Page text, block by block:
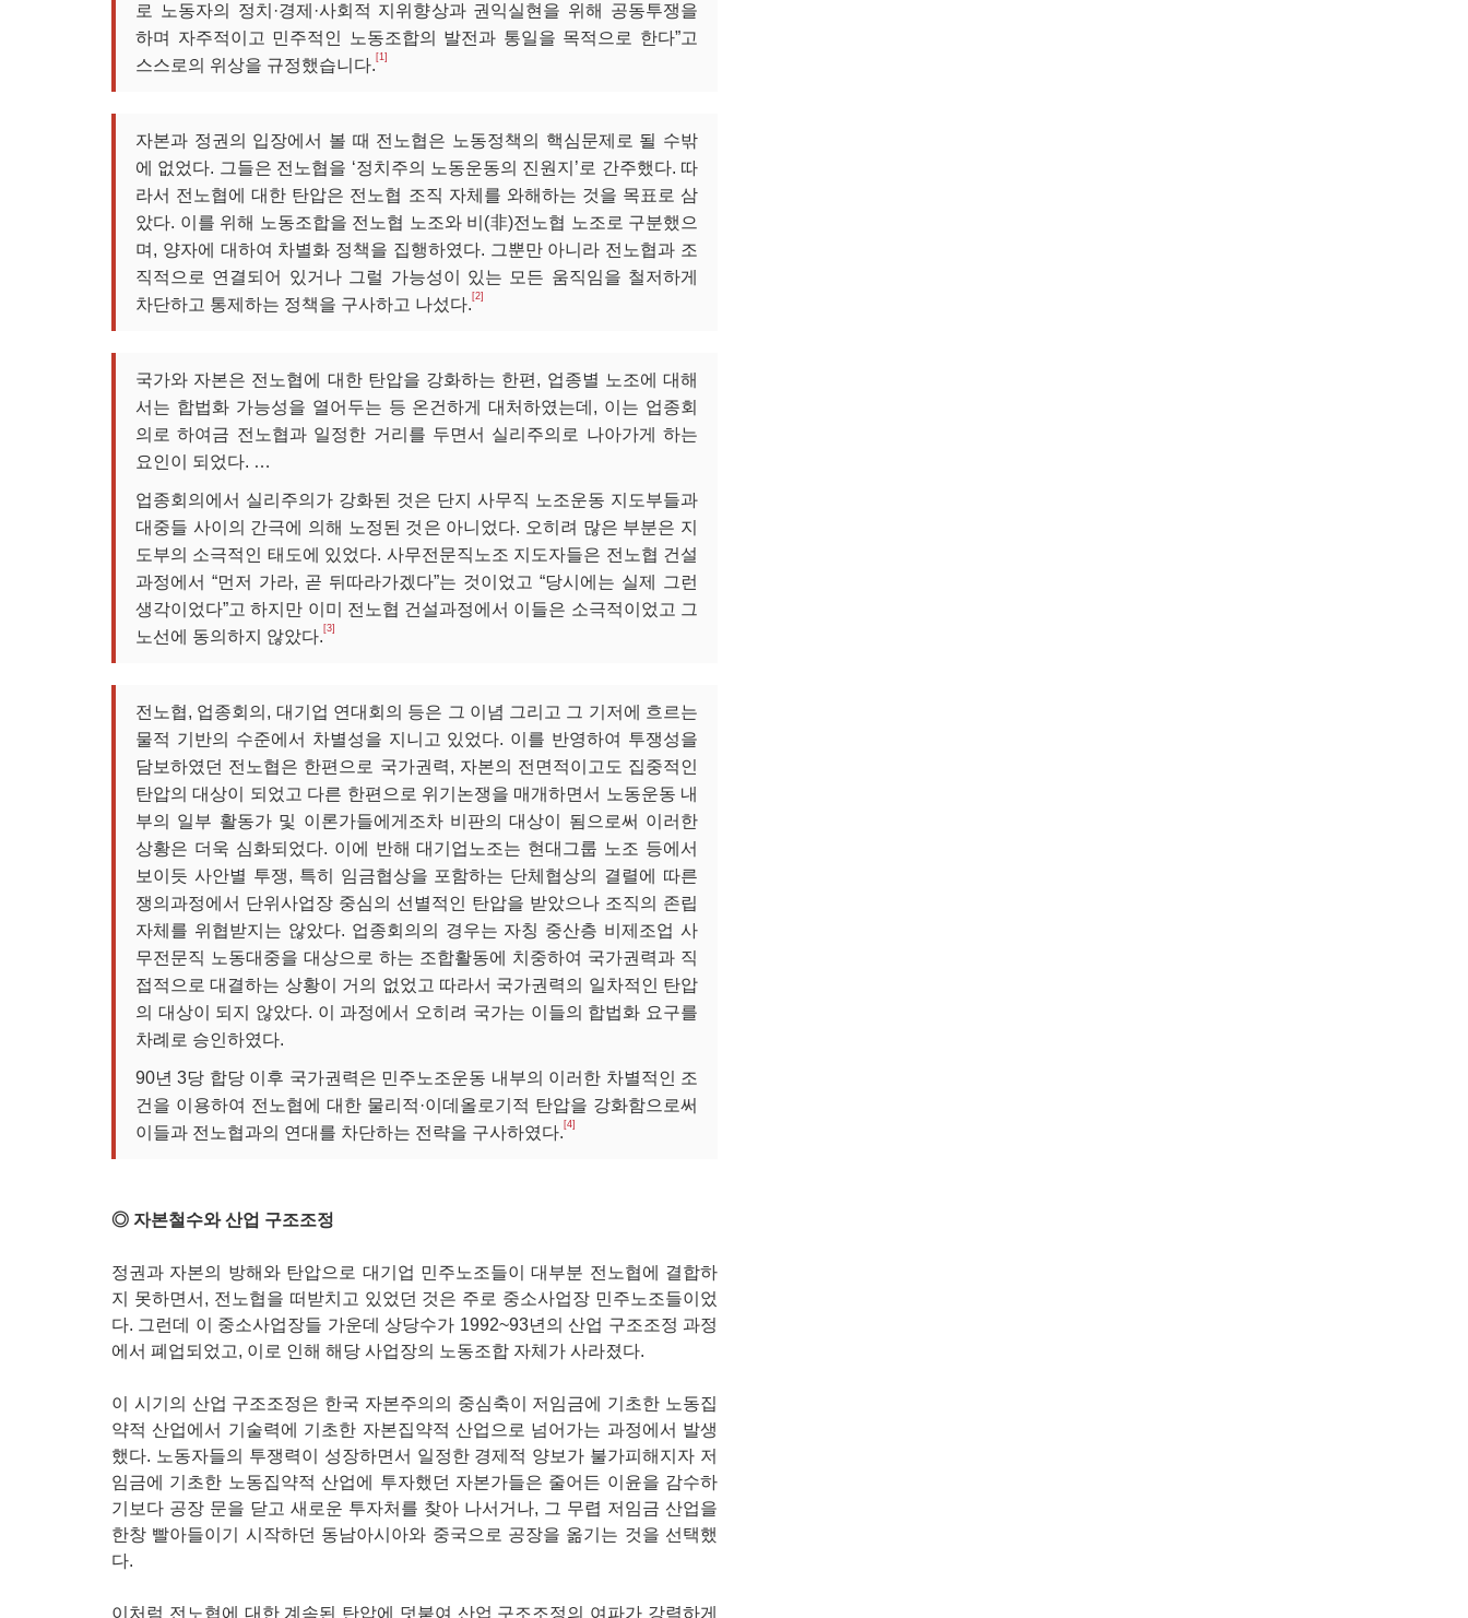
로 노동자의 정치·경제·사회적 지위향상과 권익실현을 위해 공동투쟁을
하며 자주적이고 민주적인 노동조합의 발전과 통일을 목적으로 한다”고
스스로의 위상을 규정했습니다. [1]
자본과 정권의 입장에서 볼 때 전노협은 노동정책의 핵심문제로 될 수밖
에 없었다. 그들은 전노협을 ‘정치주의 노동운동의 진원지’로 간주했다. 따
라서 전노협에 대한 탄압은 전노협 조직 자체를 와해하는 것을 목표로 삼
았다. 이를 위해 노동조합을 전노협 노조와 비(非)전노협 노조로 구분했으
며, 양자에 대하여 차별화 정책을 집행하였다. 그뿐만 아니라 전노협과 조
직적으로 연결되어 있거나 그럴 가능성이 있는 모든 움직임을 철저하게
차단하고 통제하는 정책을 구사하고 나섰다. [2]
국가와 자본은 전노협에 대한 탄압을 강화하는 한편, 업종별 노조에 대해
서는 합법화 가능성을 열어두는 등 온건하게 대처하였는데, 이는 업종회
의로 하여금 전노협과 일정한 거리를 두면서 실리주의로 나아가게 하는
요인이 되었다. …
업종회의에서 실리주의가 강화된 것은 단지 사무직 노조운동 지도부들과
대중들 사이의 간극에 의해 노정된 것은 아니었다. 오히려 많은 부분은 지
도부의 소극적인 태도에 있었다. 사무전문직노조 지도자들은 전노협 건설
과정에서 “먼저 가라, 곧 뒤따라가겠다”는 것이었고 “당시에는 실제 그런
생각이었다”고 하지만 이미 전노협 건설과정에서 이들은 소극적이었고 그
노선에 동의하지 않았다. [3]
전노협, 업종회의, 대기업 연대회의 등은 그 이념 그리고 그 기저에 흐르는
물적 기반의 수준에서 차별성을 지니고 있었다. 이를 반영하여 투쟁성을
담보하였던 전노협은 한편으로 국가권력, 자본의 전면적이고도 집중적인
탄압의 대상이 되었고 다른 한편으로 위기논쟁을 매개하면서 노동운동 내
부의 일부 활동가 및 이론가들에게조차 비판의 대상이 됨으로써 이러한
상황은 더욱 심화되었다. 이에 반해 대기업노조는 현대그룹 노조 등에서
보이듯 사안별 투쟁, 특히 임금협상을 포함하는 단체협상의 결렬에 따른
쟁의과정에서 단위사업장 중심의 선별적인 탄압을 받았으나 조직의 존립
자체를 위협받지는 않았다. 업종회의의 경우는 자칭 중산층 비제조업 사
무전문직 노동대중을 대상으로 하는 조합활동에 치중하여 국가권력과 직
접적으로 대결하는 상황이 거의 없었고 따라서 국가권력의 일차적인 탄압
의 대상이 되지 않았다. 이 과정에서 오히려 국가는 이들의 합법화 요구를
차례로 승인하였다.
90년 3당 합당 이후 국가권력은 민주노조운동 내부의 이러한 차별적인 조
건을 이용하여 전노협에 대한 물리적·이데올로기적 탄압을 강화함으로써
이들과 전노협과의 연대를 차단하는 전략을 구사하였다. [4]
◎ 자본철수와 산업 구조조정
정권과 자본의 방해와 탄압으로 대기업 민주노조들이 대부분 전노협에 결합하
지 못하면서, 전노협을 떠받치고 있었던 것은 주로 중소사업장 민주노조들이었
다. 그런데 이 중소사업장들 가운데 상당수가 1992~93년의 산업 구조조정 과정
에서 폐업되었고, 이로 인해 해당 사업장의 노동조합 자체가 사라졌다.
이 시기의 산업 구조조정은 한국 자본주의의 중심축이 저임금에 기초한 노동집
약적 산업에서 기술력에 기초한 자본집약적 산업으로 넘어가는 과정에서 발생
했다. 노동자들의 투쟁력이 성장하면서 일정한 경제적 양보가 불가피해지자 저
임금에 기초한 노동집약적 산업에 투자했던 자본가들은 줄어든 이윤을 감수하
기보다 공장 문을 닫고 새로운 투자처를 찾아 나서거나, 그 무렵 저임금 산업을
한창 빨아들이기 시작하던 동남아시아와 중국으로 공장을 옮기는 것을 선택했
다.
이처럼 전노협에 대한 계속된 탄압에 덧붙여 산업 구조조정의 여파가 강력하게